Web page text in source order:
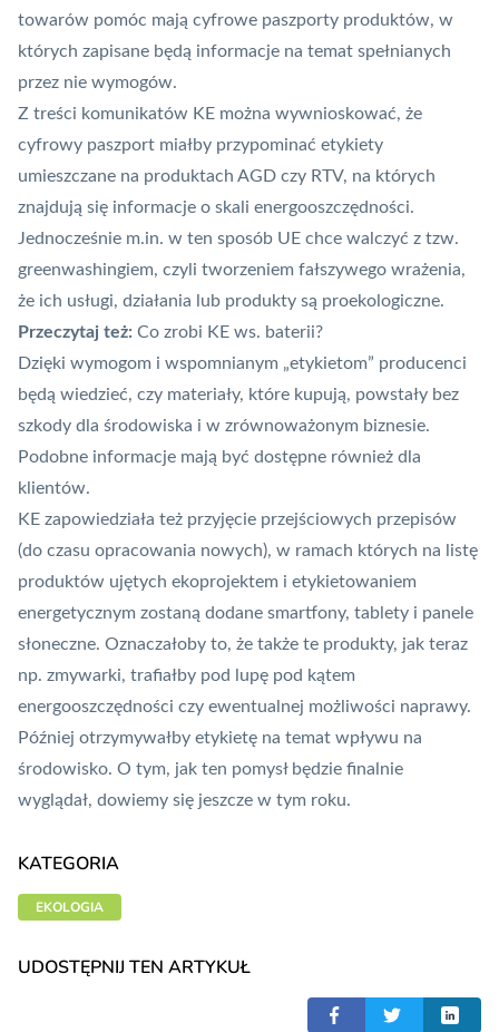
towarów pomóc mają cyfrowe paszporty produktów, w
których zapisane będą informacje na temat spełnianych
przez nie wymogów.
Z treści komunikatów KE można wywnioskować, że
cyfrowy paszport miałby przypominać etykiety
umieszczane na produktach AGD czy RTV, na których
znajdują się informacje o skali energooszczędności.
Jednocześnie m.in. w ten sposób UE chce walczyć z tzw.
greenwashingiem, czyli tworzeniem fałszywego wrażenia,
że ich usługi, działania lub produkty są proekologiczne.
Przeczytaj też: Co zrobi KE ws. baterii?
Dzięki wymogom i wspomnianym „etykietom” producenci
będą wiedzieć, czy materiały, które kupują, powstały bez
szkody dla środowiska i w zrównoważonym biznesie.
Podobne informacje mają być dostępne również dla
klientów.
KE zapowiedziała też przyjęcie przejściowych przepisów
(do czasu opracowania nowych), w ramach których na listę
produktów ujętych ekoprojektem i etykietowaniem
energetycznym zostaną dodane smartfony, tablety i panele
słoneczne. Oznaczałoby to, że także te produkty, jak teraz
np. zmywarki, trafiałby pod lupę pod kątem
energooszczędności czy ewentualnej możliwości naprawy.
Później otrzymywałby etykietę na temat wpływu na
środowisko. O tym, jak ten pomysł będzie finalnie
wyglądał, dowiemy się jeszcze w tym roku.
KATEGORIA
EKOLOGIA
UDOSTĘPNIJ TEN ARTYKUŁ